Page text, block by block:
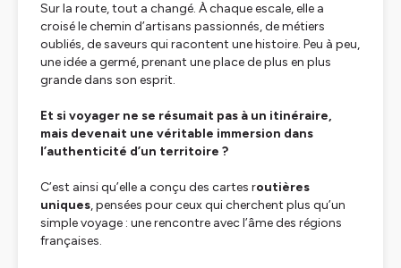
Sur la route, tout a changé. À chaque escale, elle a
croisé le chemin d’artisans passionnés, de métiers
oubliés, de saveurs qui racontent une histoire. Peu à peu,
une idée a germé, prenant une place de plus en plus
grande dans son esprit.
Et si voyager ne se résumait pas à un itinéraire,
mais devenait une véritable immersion dans
l’authenticité d’un territoire ?
C’est ainsi qu’elle a conçu des cartes routières
uniques, pensées pour ceux qui cherchent plus qu’un
simple voyage : une rencontre avec l’âme des régions
françaises.